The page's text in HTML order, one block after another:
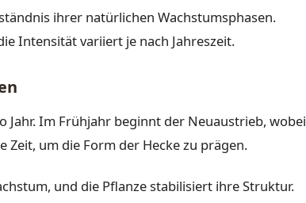
ihrer natürlichen Wachstumsphasen.
Intensität variiert je nach Jahreszeit.
Im Frühjahr beginnt der Neuaustrieb, wobei
Zeit, um die Form der Hecke zu prägen.
und die Pflanze stabilisiert ihre Struktur.